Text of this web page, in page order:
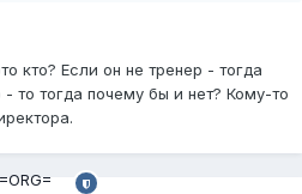
кто? Если он не тренер - тогда
то тогда почему бы и нет? Кому-то